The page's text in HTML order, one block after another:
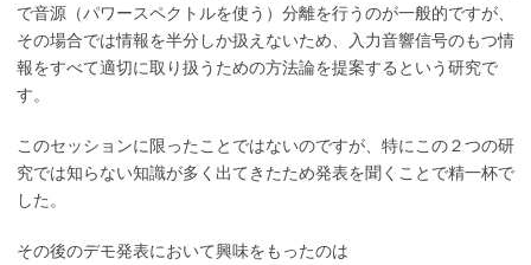
で音源（パワースペクトルを使う）分離を行うのが一般的ですが、
その場合では情報を半分しか扱えないため、入力音響信号のもつ情
報をすべて適切に取り扱うための方法論を提案するという研究で
す。
このセッションに限ったことではないのですが、特にこの２つの研
究では知らない知識が多く出てきたため発表を聞くことで精一杯で
した。
その後のデモ発表において興味をもったのは